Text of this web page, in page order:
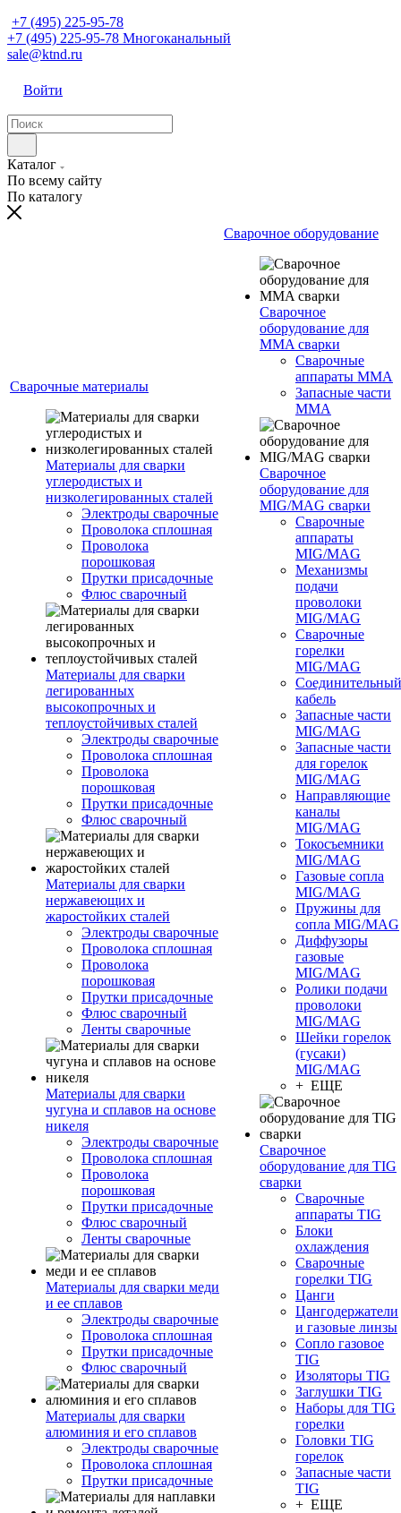
+7 (495) 225-95-78
+7 (495) 225-95-78 Многоканальный
sale@ktnd.ru
Войти
Каталог
По всему сайту
По каталогу
Сварочные материалы
Материалы для сварки
углеродистых и
низколегированных сталей
Электроды сварочные
Проволока сплошная
Проволока
порошковая
Прутки присадочные
Флюс сварочный
Материалы для сварки
легированных
высокопрочных и
теплоустойчивых сталей
Электроды сварочные
Проволока сплошная
Проволока
порошковая
Прутки присадочные
Флюс сварочный
Материалы для сварки
нержавеющих и
жаростойких сталей
Электроды сварочные
Проволока сплошная
Проволока
порошковая
Прутки присадочные
Флюс сварочный
Ленты сварочные
Материалы для сварки
чугуна и сплавов на основе
никеля
Электроды сварочные
Проволока сплошная
Проволока
порошковая
Прутки присадочные
Флюс сварочный
Ленты сварочные
Материалы для сварки меди
и ее сплавов
Электроды сварочные
Проволока сплошная
Прутки присадочные
Флюс сварочный
Материалы для сварки
алюминия и его сплавов
Электроды сварочные
Проволока сплошная
Прутки присадочные
Сварочное оборудование
Сварочное
оборудование для
MMA сварки
Сварочные
аппараты MMA
Запасные части
MMA
Сварочное
оборудование для
MIG/MAG сварки
Сварочные
аппараты
MIG/MAG
Механизмы
подачи
проволоки
MIG/MAG
Сварочные
горелки
MIG/MAG
Соединительный
кабель
Запасные части
MIG/MAG
Запасные части
для горелок
MIG/MAG
Направляющие
каналы
MIG/MAG
Токосъемники
MIG/MAG
Газовые сопла
MIG/MAG
Пружины для
сопла MIG/MAG
Диффузоры
газовые
MIG/MAG
Ролики подачи
проволоки
MIG/MAG
Шейки горелок
(гусаки)
MIG/MAG
+ ЕЩЕ
Сварочное
оборудование для TIG
сварки
Сварочные
аппараты TIG
Блоки
охлаждения
Сварочные
горелки TIG
Цанги
Цангодержатели
и газовые линзы
Сопло газовое
TIG
Изоляторы TIG
Заглушки TIG
Наборы для TIG
горелки
Головки TIG
горелок
Запасные части
TIG
+ ЕЩЕ